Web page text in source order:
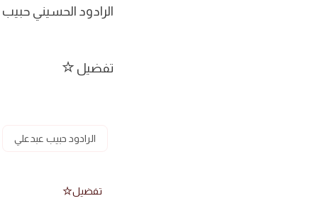
الرادود الحسيني
تفضيل
الرادود حبيب عبدعلي
تفضيل